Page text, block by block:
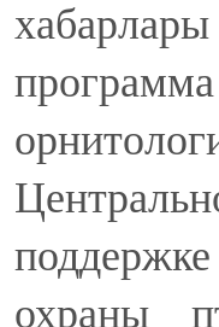
охраны